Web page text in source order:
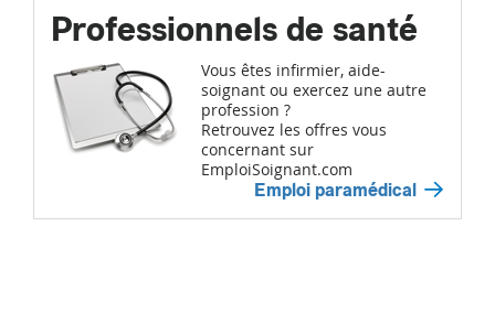
Professionnels de santé
Vous êtes infirmier, aide-
soignant ou exercez une autre
profession ?
Retrouvez les offres vous
concernant sur
EmploiSoignant.com
Emploi paramédical